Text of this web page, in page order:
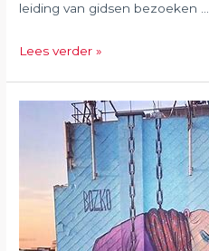
leiding van gidsen bezoeken …
December
Lees verder »